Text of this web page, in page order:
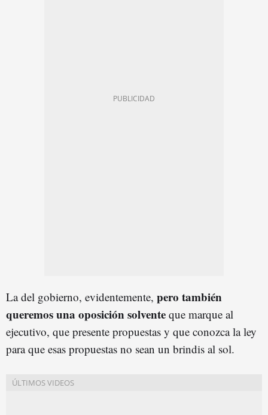
La del gobierno, evidentemente, pero también
queremos una oposición solvente que marque al
ejecutivo, que presente propuestas y que conozca la ley
para que esas propuestas no sean un brindis al sol.